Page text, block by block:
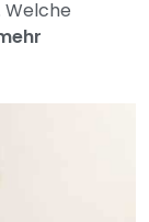
Welche